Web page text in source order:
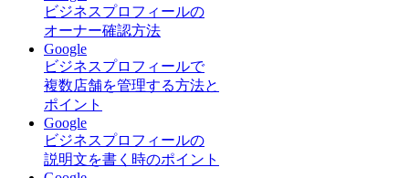
ビジネスプロフィールの
オーナー確認方法
Google
ビジネスプロフィールで
複数店舗を管理する方法と
ポイント
Google
ビジネスプロフィールの
説明文を書く時のポイント